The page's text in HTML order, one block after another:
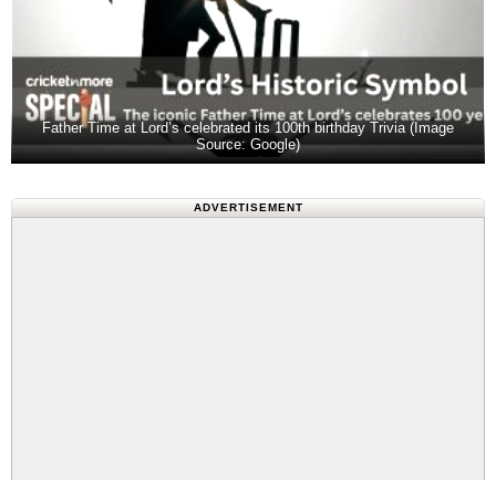
Father Time at Lord’s celebrated its 100th birthday Trivia (Image
Source: Google)
ADVERTISEMENT